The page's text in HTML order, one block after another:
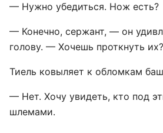
— Нужно убедиться. Нож есть?
— Конечно, сержант, — он
голову. — Хочешь проткнуть их?
Тиель ковыляет к обломкам
— Нет. Хочу увидеть, кто под
шлемами.